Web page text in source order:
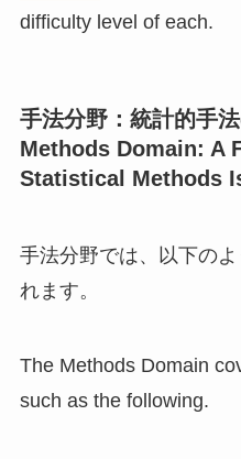
difficulty level of each.
手法分野：統計的手
Methods Domain: A
Statistical Methods
手法分野では、以下の
れます。
The Methods Domain
such as the following.